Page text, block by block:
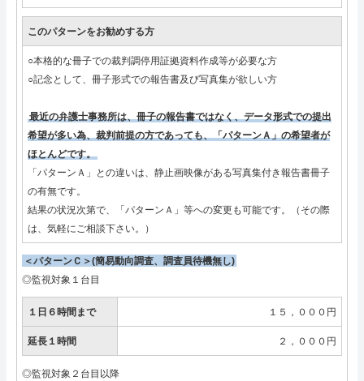
このパターンをお勧めする方
○本格的な冊子での裁判調停用証拠資料作成等が必要な方
○記念として、冊子形式での報告書及び写真集が欲しい方
最近の弁護士事務所は、冊子の報告書ではなく、データ形式での提出
希望が多い為、裁判前提の方であっても、「パターンＡ」の希望者が
ほとんどです。
「パターンＡ」との違いは、静止画映像がある写真集付き報告書冊子
の有無です。
結果の状況次第で、「パターンＡ」等への変更も可能です。（その際
は、気軽にご相談下さい。）
＜パターンＣ＞(簡易動向調査、調査員待機無し)
◎監視対象１台目
１日６時間まで １５，０００円
延長１時間 ２，０００円
◎監視対象２台目以降